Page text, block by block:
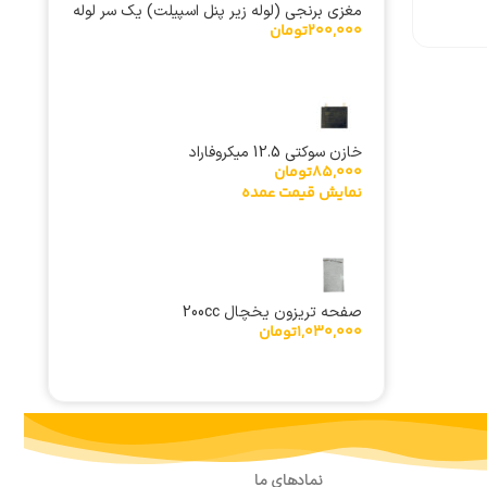
مغزی برنجی (لوله زیر پنل اسپیلت) یک سر لوله
سایز 1/4 اینچ
200,000تومان
خازن سوکتی 12.5 میکروفاراد
85,000تومان
نمایش قیمت عمده
صفحه تریزون یخچال 200cc
1,030,000تومان
نمادهای ما